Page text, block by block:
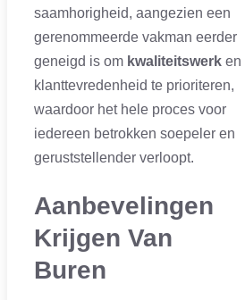
saamhorigheid, aangezien een
gerenommeerde vakman eerder
geneigd is om kwaliteitswerk en
klanttevredenheid te prioriteren,
waardoor het hele proces voor
iedereen betrokken soepeler en
geruststellender verloopt.
Aanbevelingen
Krijgen Van
Buren